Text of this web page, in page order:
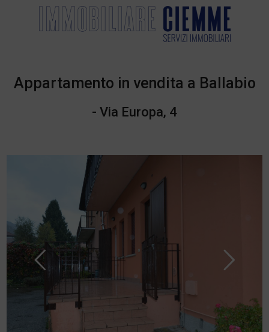
Appartamento in vendita a Ballabio
- Via Europa, 4